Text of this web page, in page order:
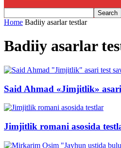
Home Badiiy asarlar testlar
Badiiy asarlar
Said Ahmad «Jimjitlik»
Jimjitlik romani asosida